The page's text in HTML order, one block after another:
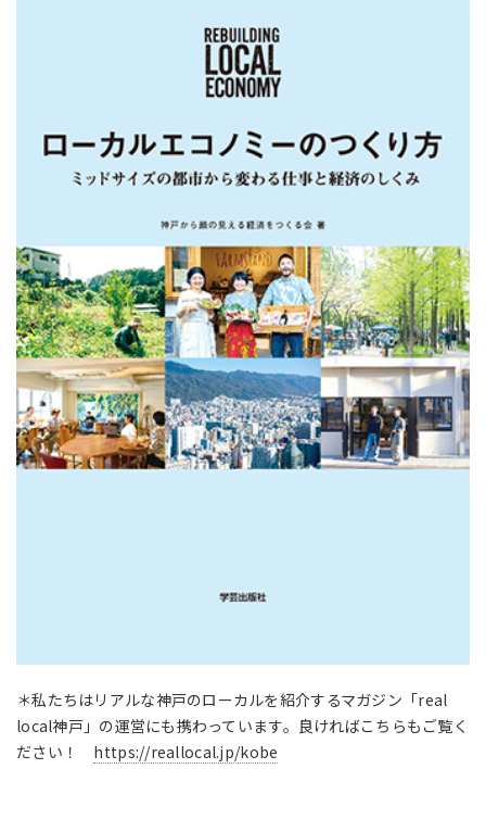
＊私たちはリアルな神戸のローカルを紹介するマガジン「real
local神戸」の運営にも携わっています。良ければこちらもご覧く
ださい！ https://reallocal.jp/kobe